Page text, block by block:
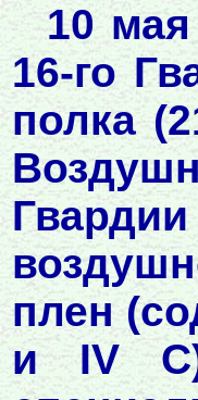
10
16-го
полка
плен
и IV